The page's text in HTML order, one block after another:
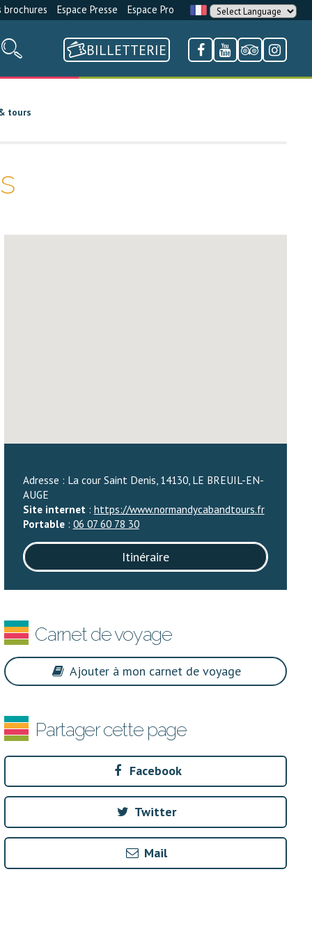
brochures Espace Presse Espace Pro
BILLETTERIE
tours
Adresse : La cour Saint Denis, 14130, LE BREUIL-EN-
AUGE
Site internet : https://www.normandycabandtours.fr
Portable: 06 07 60 78 30
Itinéraire
Carnet de voyage
Ajouter à mon carnet de voyage
Partager cette page
Facebook
Twitter
Mail